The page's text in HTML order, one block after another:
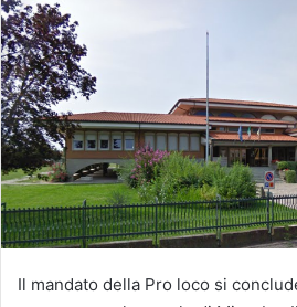
Il mandato della Pro loco si